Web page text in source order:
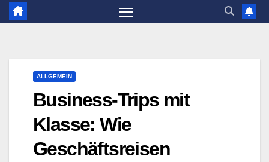
ALLGEMEIN
Business-Trips mit
Klasse: Wie
Geschäftsreisen